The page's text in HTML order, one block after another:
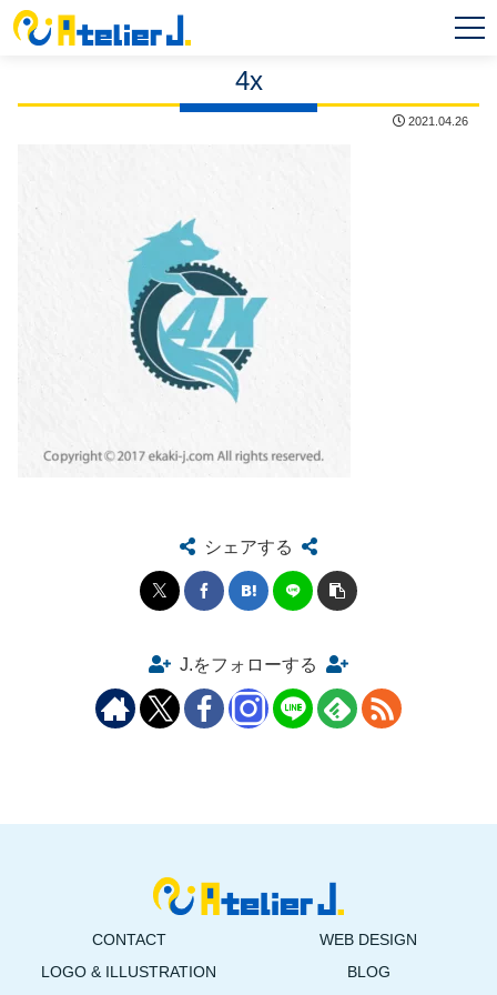
4x
2021.04.26
シェアする
J.をフォローする
CONTACT
WEB DESIGN
LOGO & ILLUSTRATION
BLOG